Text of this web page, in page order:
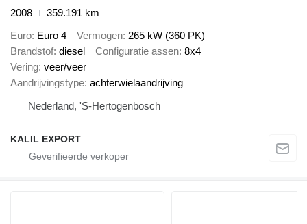
2008
359.191 km
Euro Euro 4 Vermogen 265 kW (360 PK)
Brandstof diesel Configuratie assen 8x4
Vering veer/veer
Aandrijvingstype achterwielaandrijving
Nederland, 'S-Hertogenbosch
KALIL EXPORT